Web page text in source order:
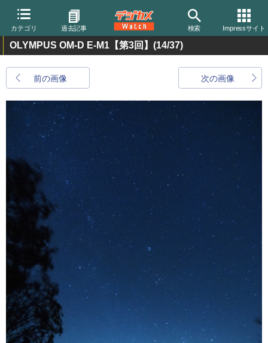
カテゴリ 過去記事 検索 Impressサイト
OLYMPUS OM-D E-M1【第3回】 (14/37)
前の画像 次の画像